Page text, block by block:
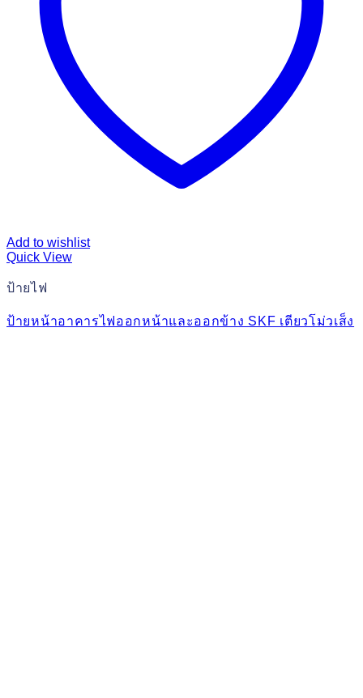
Add to wishlist
Quick View
ป้ายไฟ
ป้ายหน้าอาคารไฟออกหน้าและออกข้าง SKF เตียวโม่วเส็ง